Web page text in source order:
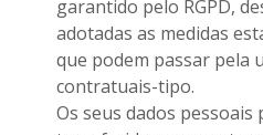
garantido pelo RGPD,
adotadas as medidas
que podem passar pela
contratuais-tipo.
Os seus dados pessoais